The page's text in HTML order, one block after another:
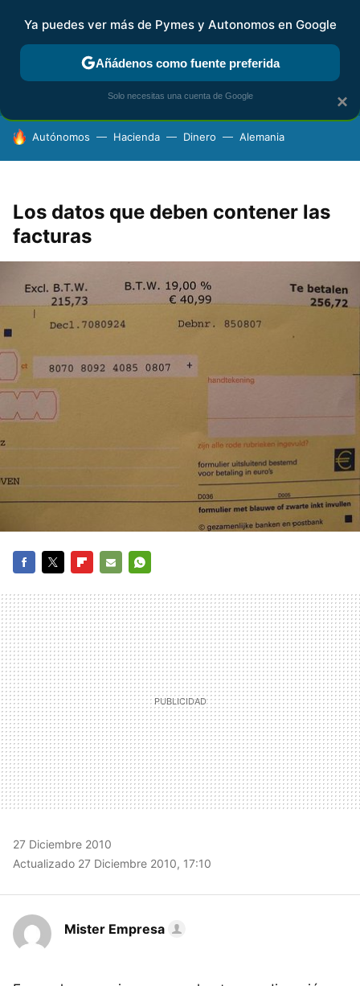
FISCALIDAD Y CONTABILIDAD KIT DIGITAL RENTA
HOY SE HABLA DE
Autónomos Hacienda Dinero Alemania
Los datos que deben contener las
facturas
MAIL
27 Diciembre 2010
Actualizado 27 Diciembre 2010, 17:10
Mister Empresa
×
Ya puedes ver más de Pymes y Autonomos en Google
Añádenos como fuente preferida
Solo necesitas una cuenta de Google